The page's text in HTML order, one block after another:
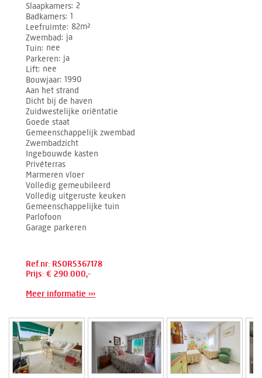
Slaapkamers 2
Badkamers 1
Leefruimte 82m²
Zwembad ja
Tuin nee
Parkeren ja
Lift nee
Bouwjaar 1990
Aan het strand
Dicht bij de haven
Zuidwestelijke oriëntatie
Goede staat
Gemeenschappelijk zwembad
Zwembadzicht
Ingebouwde kasten
Privéterras
Marmeren vloer
Volledig gemeubileerd
Volledig uitgeruste keuken
Gemeenschappelijke tuin
Parlofoon
Garage parkeren
Ref.nr: RSOR5367178
Prijs: € 290.000,-
Meer informatie ›››